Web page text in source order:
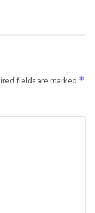
fields are marked *